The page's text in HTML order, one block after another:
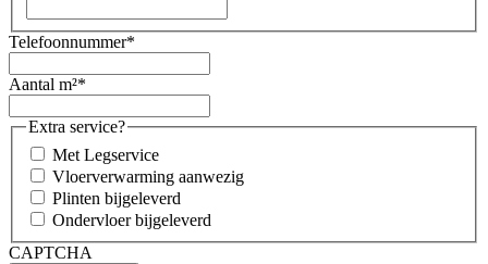
Telefoonnummer*
Aantal m²*
Extra service?
Met Legservice
Vloerverwarming aanwezig
Plinten bijgeleverd
Ondervloer bijgeleverd
CAPTCHA